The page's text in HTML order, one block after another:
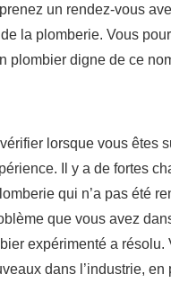
un rendez-vous
la plomberie. Vous
plombier digne de ce
lorsque vous êtes
Il y a de fortes
qui n’a pas été
que vous avez
expérimenté a résolu.
dans l’industrie, en